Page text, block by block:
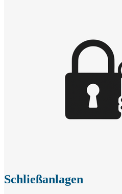
Schließanlagen